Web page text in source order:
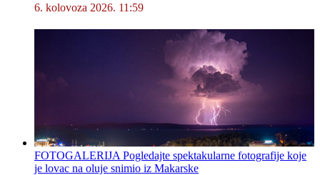
6. kolovoza 2026. 11:59
FOTOGALERIJA Pogledajte spektakularne fotografije koje
je lovac na oluje snimio iz Makarske